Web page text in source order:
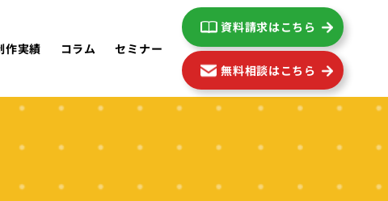
作実績 コラム セミナー
資料請求はこちら
無料相談はこちら